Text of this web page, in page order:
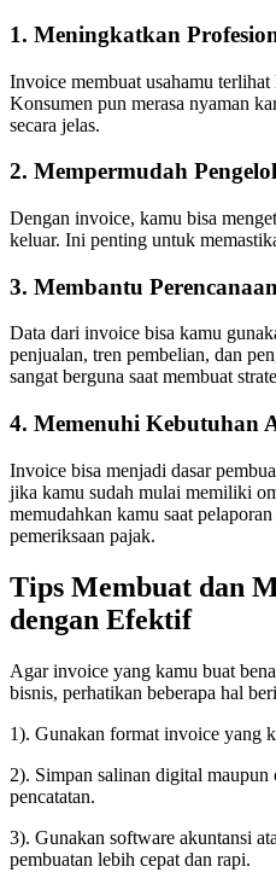
1. Meningkatkan
Invoice membuat usahamu terlihat
Konsumen pun merasa nyaman
secara jelas.
2. Mempermudah
Dengan invoice, kamu bisa
keluar. Ini penting untuk
3. Membantu
Data dari invoice bisa kamu
penjualan, tren pembelian, dan
sangat berguna saat membuat
4. Memenuhi Kebutuhan
Invoice bisa menjadi dasar
jika kamu sudah mulai memiliki
memudahkan kamu saat
pemeriksaan pajak.
Tips Membuat dan
dengan Efektif
Agar invoice yang kamu buat
bisnis, perhatikan beberapa hal
1). Gunakan format invoice yang
2). Simpan salinan digital maupun
pencatatan.
3). Gunakan software akuntansi
pembuatan lebih cepat dan rapi.